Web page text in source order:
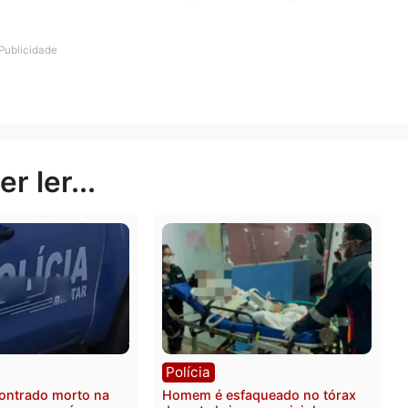
teve o resultado de 1.05 mg/l. Ele acabou preso
Publicidade
ler...